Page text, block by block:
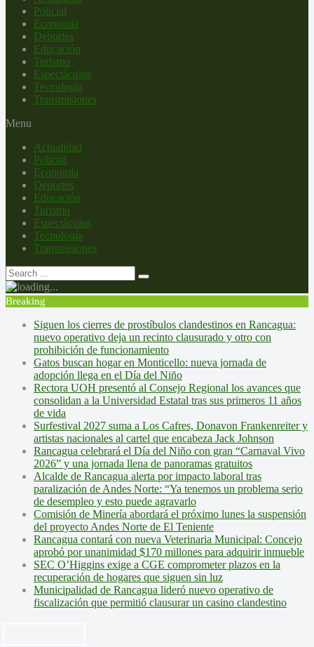
Policial
Economía
Deportes
Educación
Turismo
Espectáculos
Tecnología
Transmisiones
Menu
Actualidad
Policial
Economía
Deportes
Educación
Turismo
Espectáculos
Tecnología
Transmisiones
Breaking
Siguen los cierres de prostíbulos clandestinos en Rancagua:
nuevo operativo deja un recinto clausurado y otro con
prohibición de funcionamiento
Gatos buscan hogar en Monticello: nueva jornada de
adopción llega en el Día del Niño
Rectora UOH presentó al Consejo Regional los avances que
consolidan a la Universidad Estatal tras sus primeros 11 años
de vida
Surfestival 2027 suma a Los Cafres, Donavon Frankenreiter y
artistas nacionales al cartel que encabeza Jack Johnson
Rancagua celebrará el Día del Niño con gran “Carnaval Vivo
2026” y una jornada llena de panoramas gratuitos
Alcalde de Rancagua alerta por impacto laboral tras
paralización de Andes Norte: “Ya tenemos un problema serio
de desempleo y esto puede agravarlo
Comisión de Minería abordará el próximo lunes la suspensión
del proyecto Andes Norte de El Teniente
Rancagua contará con nueva Veterinaria Municipal: Concejo
aprobó por unanimidad $170 millones para adquirir inmueble
SEC O’Higgins exige a CGE comprometer plazos en la
recuperación de hogares que siguen sin luz
Municipalidad de Rancagua lideró nuevo operativo de
fiscalización que permitió clausurar un casino clandestino